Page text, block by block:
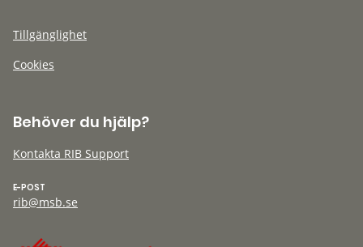
Tillgänglighet
Cookies
Behöver du hjälp?
Kontakta RIB Support
E-POST
rib@msb.se